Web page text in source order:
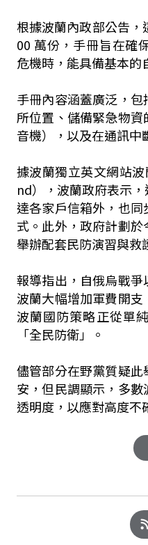
根據波蘭內政部公告
00 萬份，手冊旨在確
危機時，能具備基本的
手冊內容涵蓋廣泛，
所位置、儲備緊急物
音機），以及在通訊中
據波蘭獨立英文網站
nd），波蘭政府表示
達各家戶信箱外，也
式。此外，政府計劃
舉辦配套民防演習與救
報導指出，自俄烏戰
波蘭大幅增加軍費開
波蘭國防策略正從單
「全民防衛」。
儘管部分在野黨質疑
安，但民調顯示，多
透明度，以應對高度